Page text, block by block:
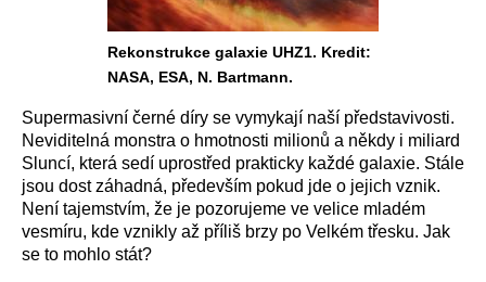
Rekonstrukce galaxie UHZ1. Kredit:
NASA, ESA, N. Bartmann.
Supermasivní černé díry se vymykají naší představivosti.
Neviditelná monstra o hmotnosti milionů a někdy i miliard
Sluncí, která sedí uprostřed prakticky každé galaxie. Stále
jsou dost záhadná, především pokud jde o jejich vznik.
Není tajemstvím, že je pozorujeme ve velice mladém
vesmíru, kde vznikly až příliš brzy po Velkém třesku. Jak
se to mohlo stát?